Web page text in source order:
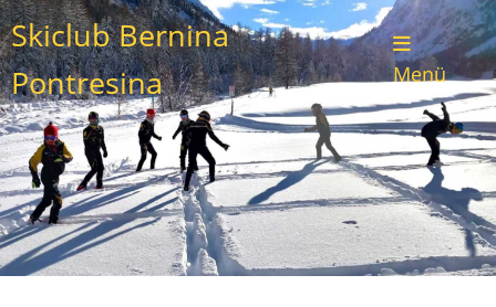
Skiclub Bernina
Pontresina
Menü